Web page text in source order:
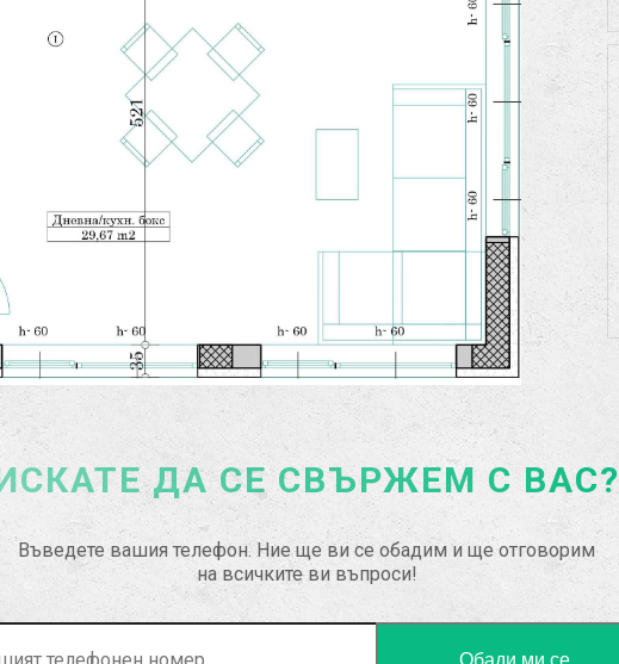
ДА СЕ СВЪРЖЕМ С ВАС?
Въведете вашия телефон. Ние ще ви се обадим и ще отговорим
на всичките ви въпроси!